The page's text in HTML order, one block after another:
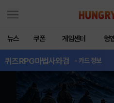
뉴스 쿠폰 게임센터 헝
퀴즈RPG마법사와검 - 카드 정보